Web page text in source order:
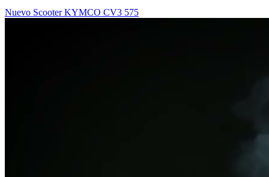
Nuevo Scooter KYMCO CV3 575